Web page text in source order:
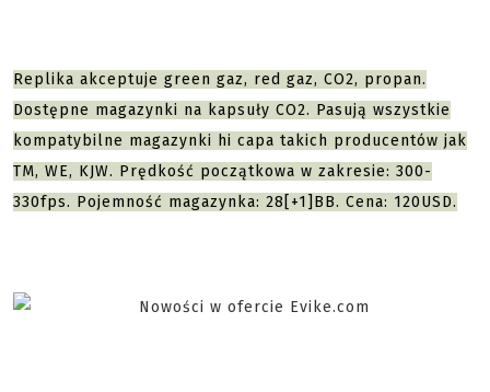
Replika akceptuje green gaz, red gaz, CO2, propan.
Dostępne magazynki na kapsuły CO2. Pasują wszystkie
kompatybilne magazynki hi capa takich producentów jak
TM, WE, KJW. Prędkość początkowa w zakresie: 300-
330fps. Pojemność magazynka: 28[+1]BB. Cena: 120USD.